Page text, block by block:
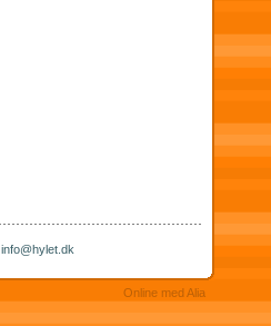
Online med Alia
info@hylet.dk